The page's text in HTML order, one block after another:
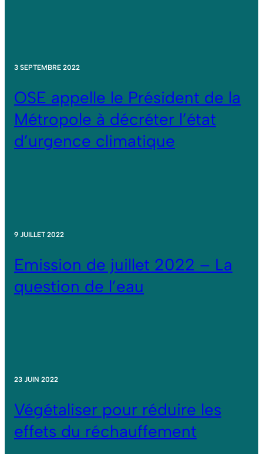
3 SEPTEMBRE 2022
OSE appelle le Président de la
Métropole à décréter l’état
d’urgence climatique
9 JUILLET 2022
Emission de juillet 2022 – La
question de l’eau
23 JUIN 2022
Végétaliser pour réduire les
effets du réchauffement